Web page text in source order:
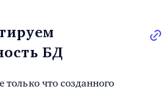
БД
что созданного